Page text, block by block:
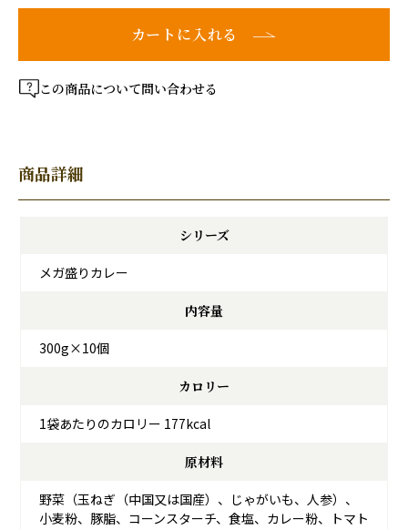
カートに入れる
この商品について問い合わせる
商品詳細
シリーズ
メガ盛りカレー
内容量
300g×10個
カロリー
1袋あたりのカロリー 177kcal
原材料
野菜（玉ねぎ（中国又は国産）、じゃがいも、人参）、
小麦粉、豚脂、コーンスターチ、食塩、カレー粉、トマト